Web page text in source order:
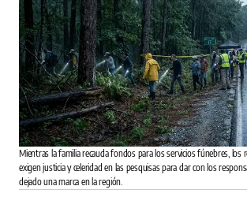
Mientras la familia recauda fondos para los servicios fúnebres, los
exigen justicia y celeridad en las pesquisas para dar con los
dejado una marca en la región.